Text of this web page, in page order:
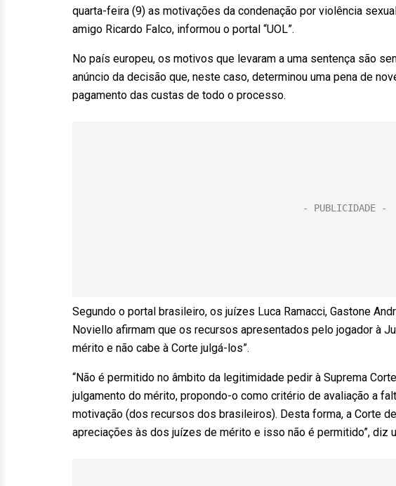
quarta-feira (9) as motivações da condenação por violência
amigo Ricardo Falco, informou o portal “UOL”.
No país europeu, os motivos que levaram a uma sentença são
anúncio da decisão que, neste caso, determinou uma pena de
pagamento das custas de todo o processo.
Segundo o portal brasileiro, os juízes Luca Ramacci, Gastone
Noviello afirmam que os recursos apresentados pelo jogador à
mérito e não cabe à Corte julgá-los”.
“Não é permitido no âmbito da legitimidade pedir à Suprema
julgamento do mérito, propondo-o como critério de avaliação a
motivação (dos recursos dos brasileiros). Desta forma, a Corte
apreciações às dos juízes de mérito e isso não é permitido”, diz